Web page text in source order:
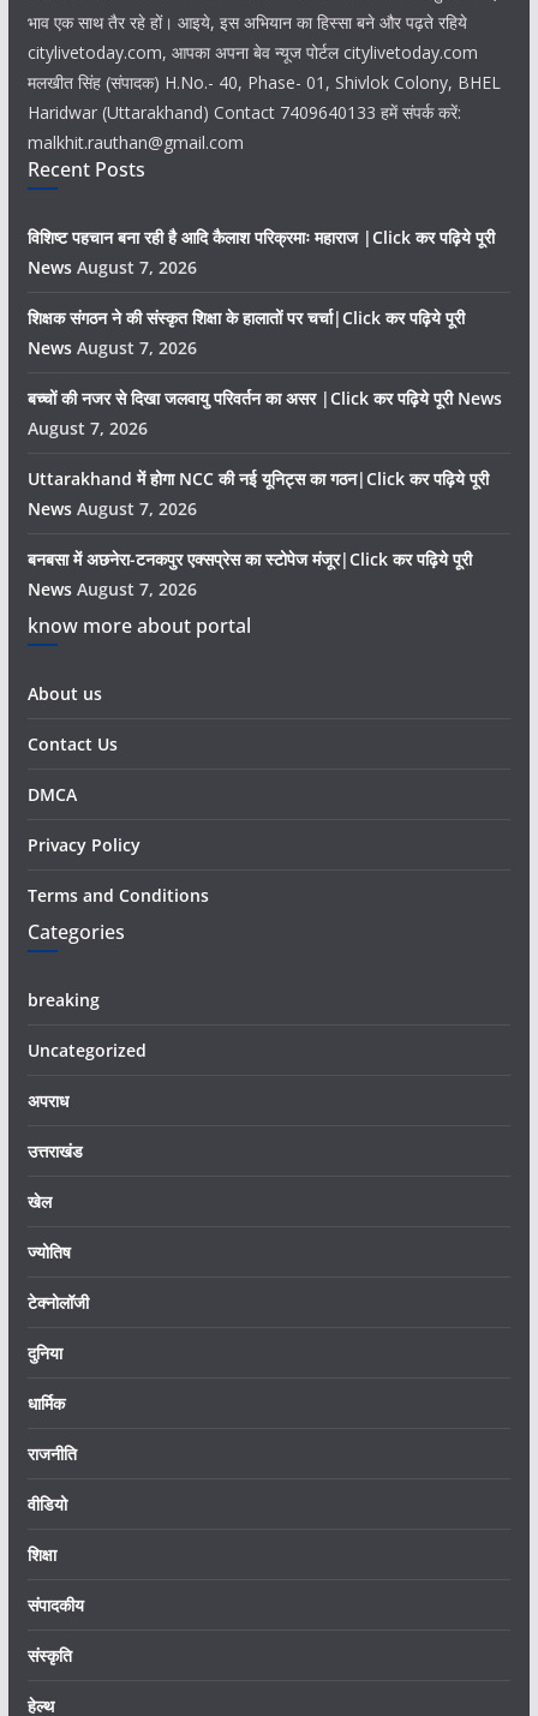
भाव एक साथ तैर रहे हों। आइये, इस अभियान का हिस्सा बने और पढ़ते रहिये
citylivetoday.com, आपका अपना बेव न्यूज पोर्टल citylivetoday.com
मलखीत सिंह (संपादक) H.No.- 40, Phase- 01, Shivlok Colony, BHEL
Haridwar (Uttarakhand) Contact 7409640133 हमें संपर्क करें:
malkhit.rauthan@gmail.com
Recent Posts
विशिष्ट पहचान बना रही है आदि कैलाश परिक्रमाः महाराज |Click कर पढ़िये पूरी
News August 7, 2026
शिक्षक संगठन ने की संस्कृत शिक्षा के हालातों पर चर्चा|Click कर पढ़िये पूरी
News August 7, 2026
बच्चों की नजर से दिखा जलवायु परिवर्तन का असर |Click कर पढ़िये पूरी News
August 7, 2026
Uttarakhand में होगा NCC की नई यूनिट्स का गठन|Click कर पढ़िये पूरी
News August 7, 2026
बनबसा में अछनेरा-टनकपुर एक्सप्रेस का स्टोपेज मंजूर|Click कर पढ़िये पूरी
News August 7, 2026
know more about portal
About us
Contact Us
DMCA
Privacy Policy
Terms and Conditions
Categories
breaking
Uncategorized
अपराध
उत्तराखंड
खेल
ज्योतिष
टेक्नोलॉजी
दुनिया
धार्मिक
राजनीति
वीडियो
शिक्षा
संपादकीय
संस्कृति
हेल्थ